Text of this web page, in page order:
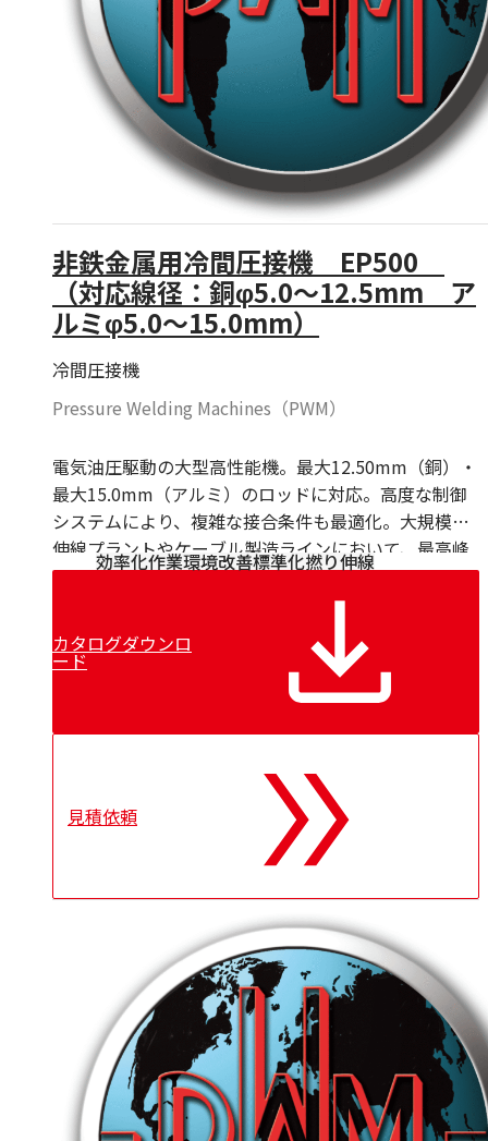
非鉄金属用冷間圧接機 EP500
（対応線径：銅φ5.0～12.5mm ア
ルミφ5.0～15.0mm）
冷間圧接機
Pressure Welding Machines（PWM）
電気油圧駆動の大型高性能機。最大12.50mm（銅）・
最大15.0mm（アルミ）のロッドに対応。高度な制御
システムにより、複雑な接合条件も最適化。大規模な
伸線プラントやケーブル製造ラインにおいて、最高峰
の接合品質と作業効率を約束する、PWM社のフラッグ
シップモデルです。自動バリ除去機能も標準搭載して
おります。
効率化作業環境改善標準化撚り伸線
カタログダウンロ
ード
見積依頼